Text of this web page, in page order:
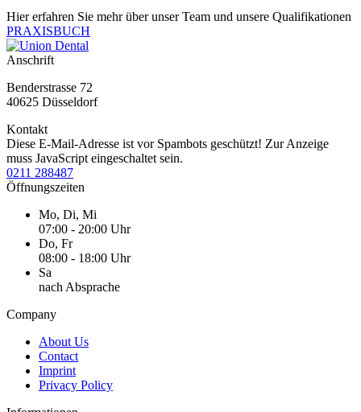
Hier erfahren Sie mehr über unser Team und unsere Qualifikationen
PRAXISBUCH
Anschrift
Benderstrasse 72
40625 Düsseldorf
Kontakt
Diese E-Mail-Adresse ist vor Spambots geschützt! Zur Anzeige
muss JavaScript eingeschaltet sein.
0211 288487
Öffnungszeiten
Mo, Di, Mi
07:00 - 20:00 Uhr
Do, Fr
08:00 - 18:00 Uhr
Sa
nach Absprache
Company
About Us
Contact
Imprint
Privacy Policy